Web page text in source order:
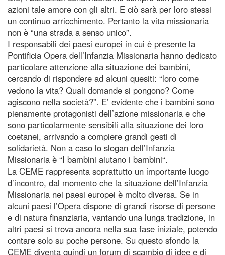
azioni tale amore con gli altri. E ciò sarà per loro stessi
un continuo arricchimento. Pertanto la vita missionaria
non è “una strada a senso unico”.
I responsabili dei paesi europei in cui è presente la
Pontificia Opera dell’Infanzia Missionaria hanno dedicato
particolare attenzione alla situazione dei bambini,
cercando di rispondere ad alcuni quesiti: “loro come
vedono la vita? Quali domande si pongono? Come
agiscono nella società?”. E’ evidente che i bambini sono
pienamente protagonisti dell’azione missionaria e che
sono particolarmente sensibili alla situazione dei loro
coetanei, arrivando a compiere grandi gesti di
solidarietà. Non a caso lo slogan dell’Infanzia
Missionaria è “I bambini aiutano i bambini“.
La CEME rappresenta soprattutto un importante luogo
d’incontro, dal momento che la situazione dell’Infanzia
Missionaria nei paesi europei è molto diversa. Se in
alcuni paesi l’Opera dispone di grandi risorse di persone
e di natura finanziaria, vantando una lunga tradizione, in
altri paesi si trova ancora nella sua fase iniziale, potendo
contare solo su poche persone. Su questo sfondo la
CEME diventa quindi un forum di scambio di idee e di